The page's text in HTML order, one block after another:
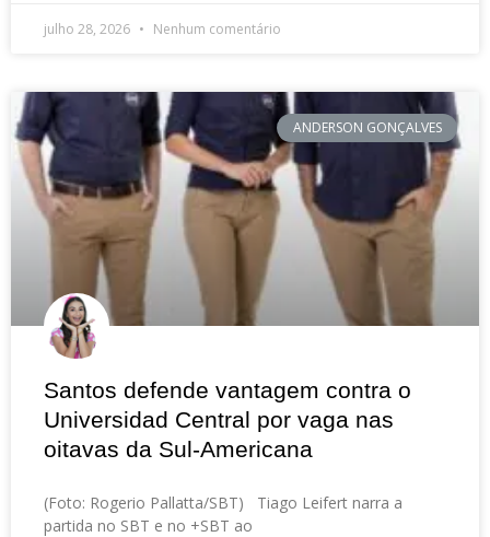
julho 28, 2026 Nenhum comentário
ANDERSON GONÇALVES
Santos defende vantagem contra o
Universidad Central por vaga nas
oitavas da Sul-Americana
(Foto: Rogerio Pallatta/SBT) Tiago Leifert narra a
partida no SBT e no +SBT ao